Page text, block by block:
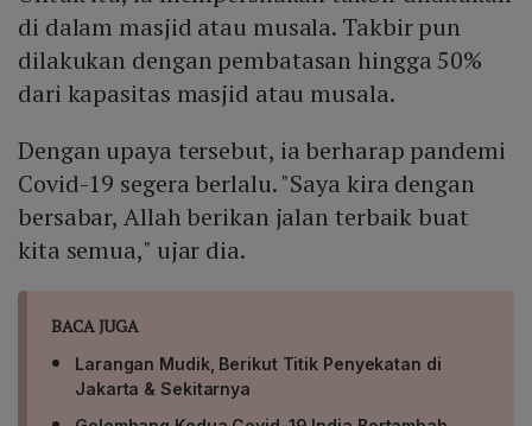
di dalam masjid atau musala. Takbir pun
dilakukan dengan pembatasan hingga 50%
dari kapasitas masjid atau musala.
Dengan upaya tersebut, ia berharap pandemi
Covid-19 segera berlalu. "Saya kira dengan
bersabar, Allah berikan jalan terbaik buat
kita semua," ujar dia.
BACA JUGA
Larangan Mudik, Berikut Titik Penyekatan di
Jakarta & Sekitarnya